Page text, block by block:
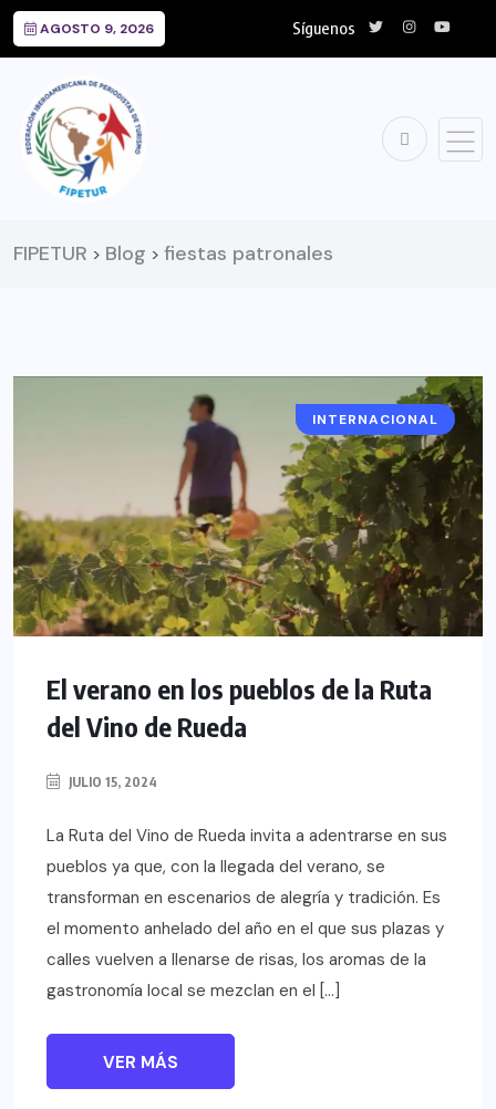
AGOSTO 9, 2026 Síguenos
FIPETUR > Blog > fiestas patronales
INTERNACIONAL
El verano en los pueblos de la Ruta
del Vino de Rueda
JULIO 15, 2024
La Ruta del Vino de Rueda invita a adentrarse en sus
pueblos ya que, con la llegada del verano, se
transforman en escenarios de alegría y tradición. Es
el momento anhelado del año en el que sus plazas y
calles vuelven a llenarse de risas, los aromas de la
gastronomía local se mezclan en el […]
VER MÁS